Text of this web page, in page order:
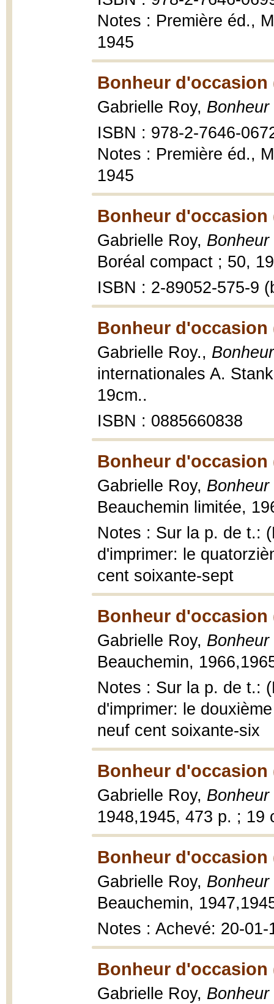
Notes : Première éd.,
1945
Bonheur d'occasion
Gabrielle Roy,
ISBN : 978-2-7646-
Notes : Première éd.,
1945
Bonheur d'occasion
Gabrielle Roy,
Boréal compact ; 50,
ISBN : 2-89052-575-9
Bonheur d'occasion
Gabrielle Roy.,
internationales A.
19cm..
ISBN : 0885660838
Bonheur d'occasion
Gabrielle Roy,
Beauchemin limitée,
Notes : Sur la p. de t.:
d'imprimer: le
cent soixante-sept
Bonheur d'occasion
Gabrielle Roy,
Beauchemin,
Notes : Sur la p. de t.:
d'imprimer: le
neuf cent soixante-six
Bonheur d'occasion
Gabrielle Roy,
1948,1945, 473 p. ; 19
Bonheur d'occasion
Gabrielle Roy,
Beauchemin,
Notes : Achevé: 20-01-
Bonheur d'occasion
Gabrielle Roy,